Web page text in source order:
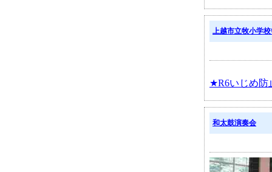
上越市立牧小学
★R6いじめ防
和太鼓演奏会